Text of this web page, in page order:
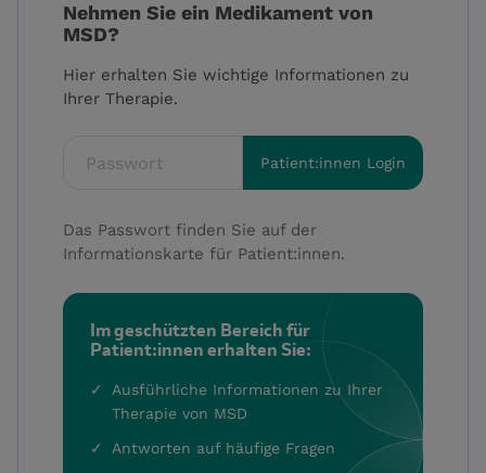
Nehmen Sie ein Medikament von
MSD?
Hier erhalten Sie wichtige Informationen zu
Ihrer Therapie.
Fieldset for group named: password
Patient:innen Login
Das Passwort finden Sie auf der
Informationskarte für Patient:innen.
Im geschützten Bereich für
Patient:innen erhalten Sie:
Ausführliche Informationen zu Ihrer
Therapie von MSD
Antworten auf häufige Fragen